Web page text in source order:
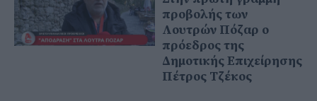
προβολής των
Λουτρών Πόζαρ ο
πρόεδρος της
Δημοτικής Επιχείρησης
Πέτρος Τζέκος